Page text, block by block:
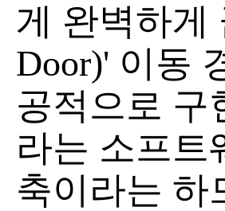
게 완벽하게
Door)' 이동
공적으로 구
라는 소프트
축이라는 하